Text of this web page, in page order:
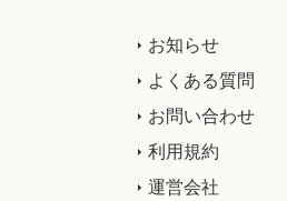
お知らせ
よくある質問
お問い合わせ
利用規約
運営会社